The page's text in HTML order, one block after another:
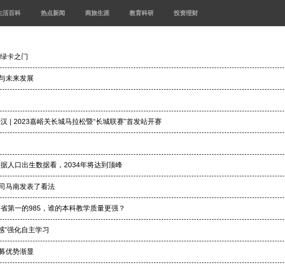
活百科 热点新闻 商旅生涯 教育科研 投资理财
卡之门
未来发展
| 2023嘉峪关长城马拉松暨“长城联赛”首发站开赛
人口出生数据看，2034年将达到顶峰
马南发表了看法
第一的985，谁的本科教学质量更强？
”强化自主学习
优势渐显